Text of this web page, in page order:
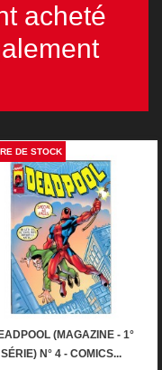
acheté
(MAGAZINE - 1°
SÉRIE) N° 4 - COMICS...
DE STOCK